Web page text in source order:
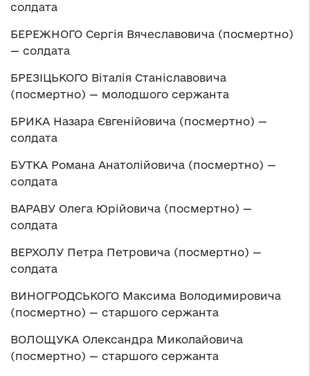
солдата
БЕРЕЖНОГО Сергія Вячеславовича (посмертно)
— солдата
БРЕЗІЦЬКОГО Віталія Станіславовича
(посмертно) — молодшого сержанта
БРИКА Назара Євгенійовича (посмертно) —
солдата
БУТКА Романа Анатолійовича (посмертно) —
солдата
ВАРАВУ Олега Юрійовича (посмертно) —
солдата
ВЕРХОЛУ Петра Петровича (посмертно) —
солдата
ВИНОГРОДСЬКОГО Максима Володимировича
(посмертно) — старшого сержанта
ВОЛОЩУКА Олександра Миколайовича
(посмертно) — старшого сержанта